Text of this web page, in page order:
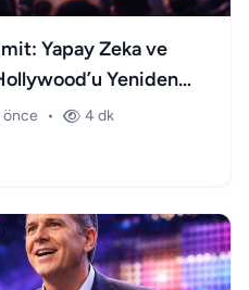
Yapay Zeka ve
Yeniden
önce • 4 dk